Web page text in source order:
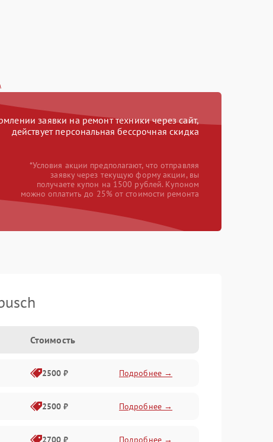
заявки на ремонт техники через сайт,
действует персональная бессрочная скидка
*Условия акции предполагают, что отправляя
заявку через текущую форму акции, вы
получаете купон на 1500 рублей. Купоном
можно оплатить до 25% от стоимости ремонта
Стоимость
2500 ₽ Подробнее →
2500 ₽ Подробнее →
2700 ₽ Подробнее →